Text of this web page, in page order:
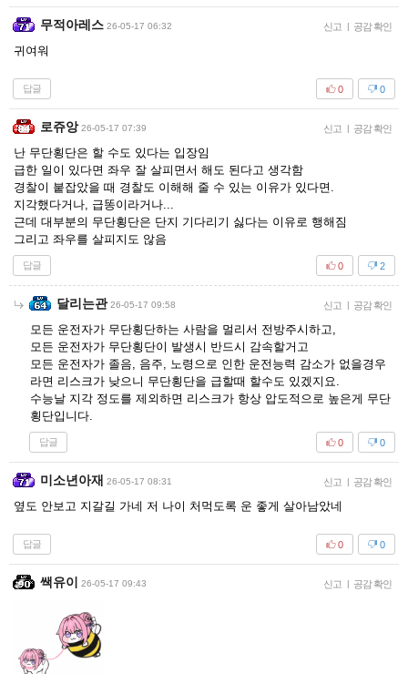
무적아레스 26-05-17 06:32 신고 | 공감 확인
귀여워
답글 0
0
로쥬앙 26-05-17 07:39 신고 | 공감 확인
난 무단횡단은 할 수도 있다는 입장임
급한 일이 있다면 좌우 잘 살피면서 해도 된다고 생각함
경찰이 붙잡았을 때 경찰도 이해해 줄 수 있는 이유가 있다면.
지각했다거나, 급똥이라거나...
근데 대부분의 무단횡단은 단지 기다리기 싫다는 이유로 행해짐
그리고 좌우를 살피지도 않음
답글 2
0
달리는관 26-05-17 09:58 신고 | 공감 확인
모든 운전자가 무단횡단하는 사람을 멀리서 전방주시하고,
모든 운전자가 무단횡단이 발생시 반드시 감속할거고
모든 운전자가 졸음, 음주, 노령으로 인한 운전능력 감소가 없을경우
라면 리스크가 낮으니 무단횡단을 급할때 할수도 있겠지요.
수능날 지각 정도를 제외하면 리스크가 항상 압도적으로 높은게 무단
횡단입니다.
답글 0
0
미소년아재 26-05-17 08:31 신고 | 공감 확인
옆도 안보고 지갈길 가네 저 나이 처먹도록 운 좋게 살아남았네
답글 0
0
쌕유이 26-05-17 09:43 신고 | 공감 확인